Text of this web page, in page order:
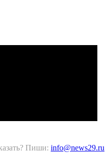
Пиши: info@news29.ru